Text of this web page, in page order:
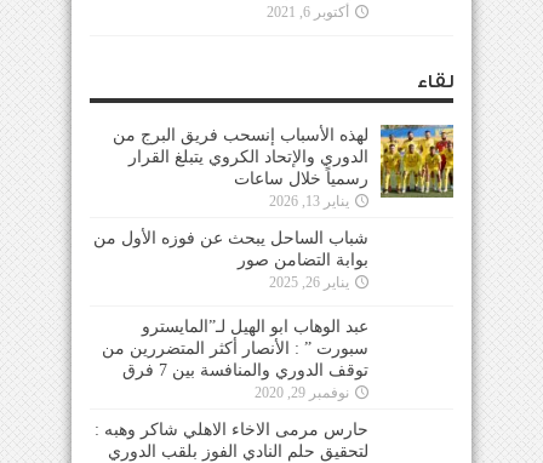
أكتوبر 6, 2021
لقاء
لهذه الأسباب إنسحب فريق البرج من
الدوري والإتحاد الكروي يتبلغ القرار
رسمياً خلال ساعات
يناير 13, 2026
شباب الساحل يبحث عن فوزه الأول من
بوابة التضامن صور
يناير 26, 2025
عبد الوهاب ابو الهيل لـ”المايسترو
سبورت ” : الأنصار أكثر المتضررين من
توقف الدوري والمنافسة بين 7 فرق
نوفمبر 29, 2020
حارس مرمى الاخاء الاهلي شاكر وهبه :
لتحقيق حلم النادي الفوز بلقب الدوري